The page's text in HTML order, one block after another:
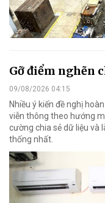
Gỡ điểm nghẽn
09/08/2026 04:15
Nhiều ý kiến đề nghị
viễn thông theo hướng
cường chia sẻ dữ liệu và
thống nhất.